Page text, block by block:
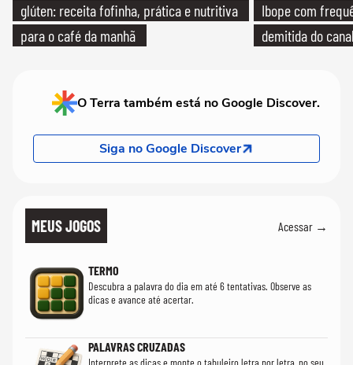
glúten: receita fofinha, prática e nutritiva
para o café da manhã
Ibope com
demitida do
O Terra também está no Google Discover.
Siga no Google Discover
MEUS JOGOS Acessar →
TERMO
Descubra a palavra do dia em até 6 tentativas. Observe as
dicas e avance até acertar.
PALAVRAS CRUZADAS
Interprete as dicas e monte o tabuleiro letra por letra, no seu